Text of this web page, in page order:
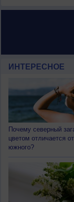
ИНТЕРЕСНОЕ
Почему северный
цветом отличается от
южного?